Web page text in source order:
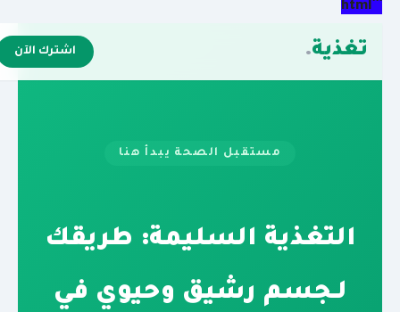
تغذية. اشترك الآن
مستقبل الصحة يبدأ هنا
التغذية السليمة: طريقك
لـجسم رشيق وحيوي في